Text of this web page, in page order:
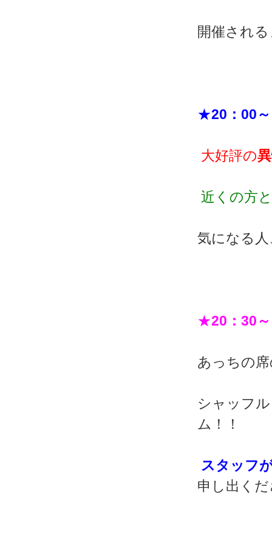
開催され
★20：00～
大好評の
近くの方
気になる
★20：30～
あっちの
シャッフ
ム！！
スタッフ
申し出く